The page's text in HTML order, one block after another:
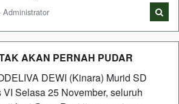
AKAN PERNAH PUDAR
DEWI (Kinara) Murid SD
Selasa 25 November, seluruh